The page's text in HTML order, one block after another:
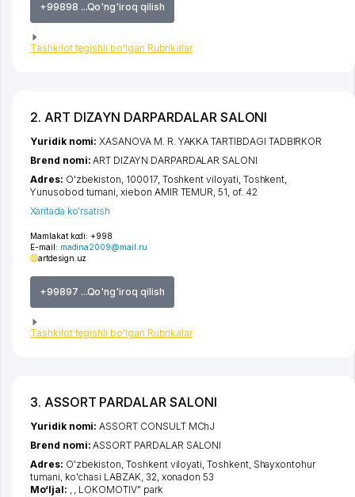
+99898 ...Qo'ng'iroq qilish
Tashkilot tegishli bo'lgan Rubrikalar
2. ART DIZAYN DARPARDALAR SALONI
Mamlakat kodi: +998
E-mail: madina2009@mail.ru
artdesign.uz
+99897 ...Qo'ng'iroq qilish
Tashkilot tegishli bo'lgan Rubrikalar
Yuridik nomi:XASANOVA M. R. YAKKA TARTIBDAGI TADBIRKOR
Brend nomi:ART DIZAYN DARPARDALAR SALONI
Adres: O'zbekiston, 100017, Toshkent viloyati, Toshkent,
Yunusobod tumani,xiеbon AMIR TEMUR, 51, of. 42
Xaritada ko'rsatish
3. ASSORT PARDALAR SALONI
Yuridik nomi:ASSORT CONSULT MChJ
Brend nomi:ASSORT PARDALAR SALONI
Adres: O'zbekiston,Toshkent viloyati,Toshkent, Shayxontohur
tumani, ko'chasi LABZAK, 32, xonadon 53
Mo‘ljal: , , LOKOMOTIV" park